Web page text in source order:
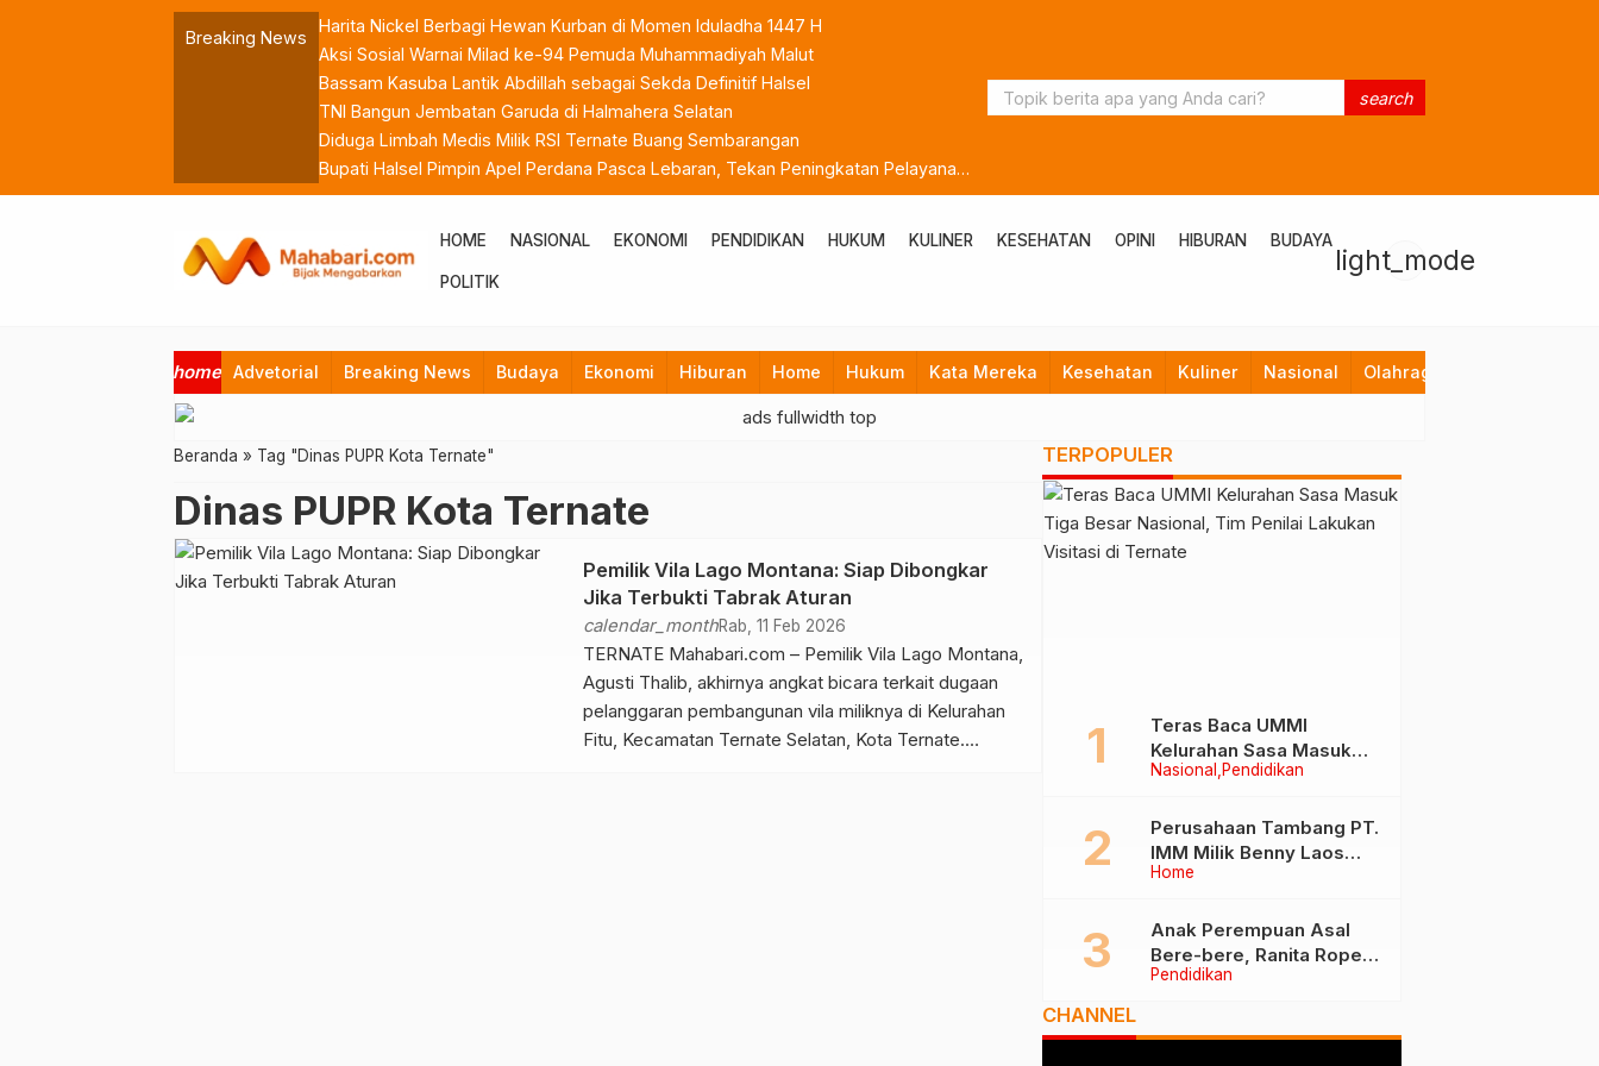
Breaking News
Harita Nickel Berbagi Hewan Kurban di Momen Iduladha 1447 H
Aksi Sosial Warnai Milad ke-94 Pemuda Muhammadiyah Malut
Bassam Kasuba Lantik Abdillah sebagai Sekda Definitif Halsel
TNI Bangun Jembatan Garuda di Halmahera Selatan
Diduga Limbah Medis Milik RSI Ternate Buang Sembarangan
Bupati Halsel Pimpin Apel Perdana Pasca Lebaran, Tekan Peningkatan Pelayanan
ASN
search
HOME NASIONAL EKONOMI PENDIDIKAN HUKUM KULINER KESEHATAN OPINI HIBURAN BUDAYA
POLITIK
light_mode
home Advetorial Breaking News Budaya Ekonomi Hiburan Home Hukum Kata Mereka Kesehatan Kuliner Nasional Olahraga
Beranda » Tag "Dinas PUPR Kota Ternate"
Dinas PUPR Kota Ternate
Pemilik Vila Lago Montana: Siap Dibongkar
Jika Terbukti Tabrak Aturan
calendar_monthRab, 11 Feb 2026
TERNATE Mahabari.com – Pemilik Vila Lago Montana,
Agusti Thalib, akhirnya angkat bicara terkait dugaan
pelanggaran pembangunan vila miliknya di Kelurahan
Fitu, Kecamatan Ternate Selatan, Kota Ternate.
TERPOPULER
Nasional Pendidikan
Teras Baca UMMI
Kelurahan Sasa Masuk
Tiga Besar Nasional, Tim
Ternate
Home
Perusahaan Tambang PT.
IMM Milik Benny Laos
Diduga Tak Miliki Izin HPH
Pendidikan
Anak Perempuan Asal
Bere-bere, Ranita Rope
Dikukuhkan Sebagai Guru
CHANNEL